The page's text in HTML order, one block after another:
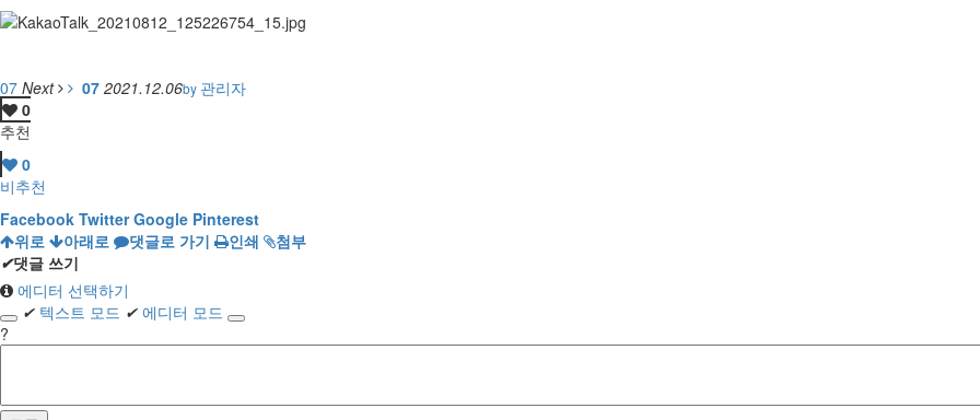
07 Next 07 2021.12.06by 관리자
0
추천
0
비추천
Facebook Twitter Google Pinterest
위로
아래로 댓글로 가기 인쇄
첨부
✔댓글 쓰기
에디터 선택하기
✔ 텍스트 모드 ✔ 에디터 모드
?